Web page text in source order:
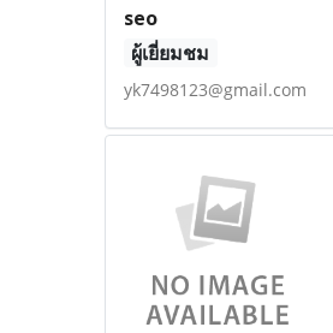
seo
ผู้เยี่ยมชม
yk7498123@gmail.com